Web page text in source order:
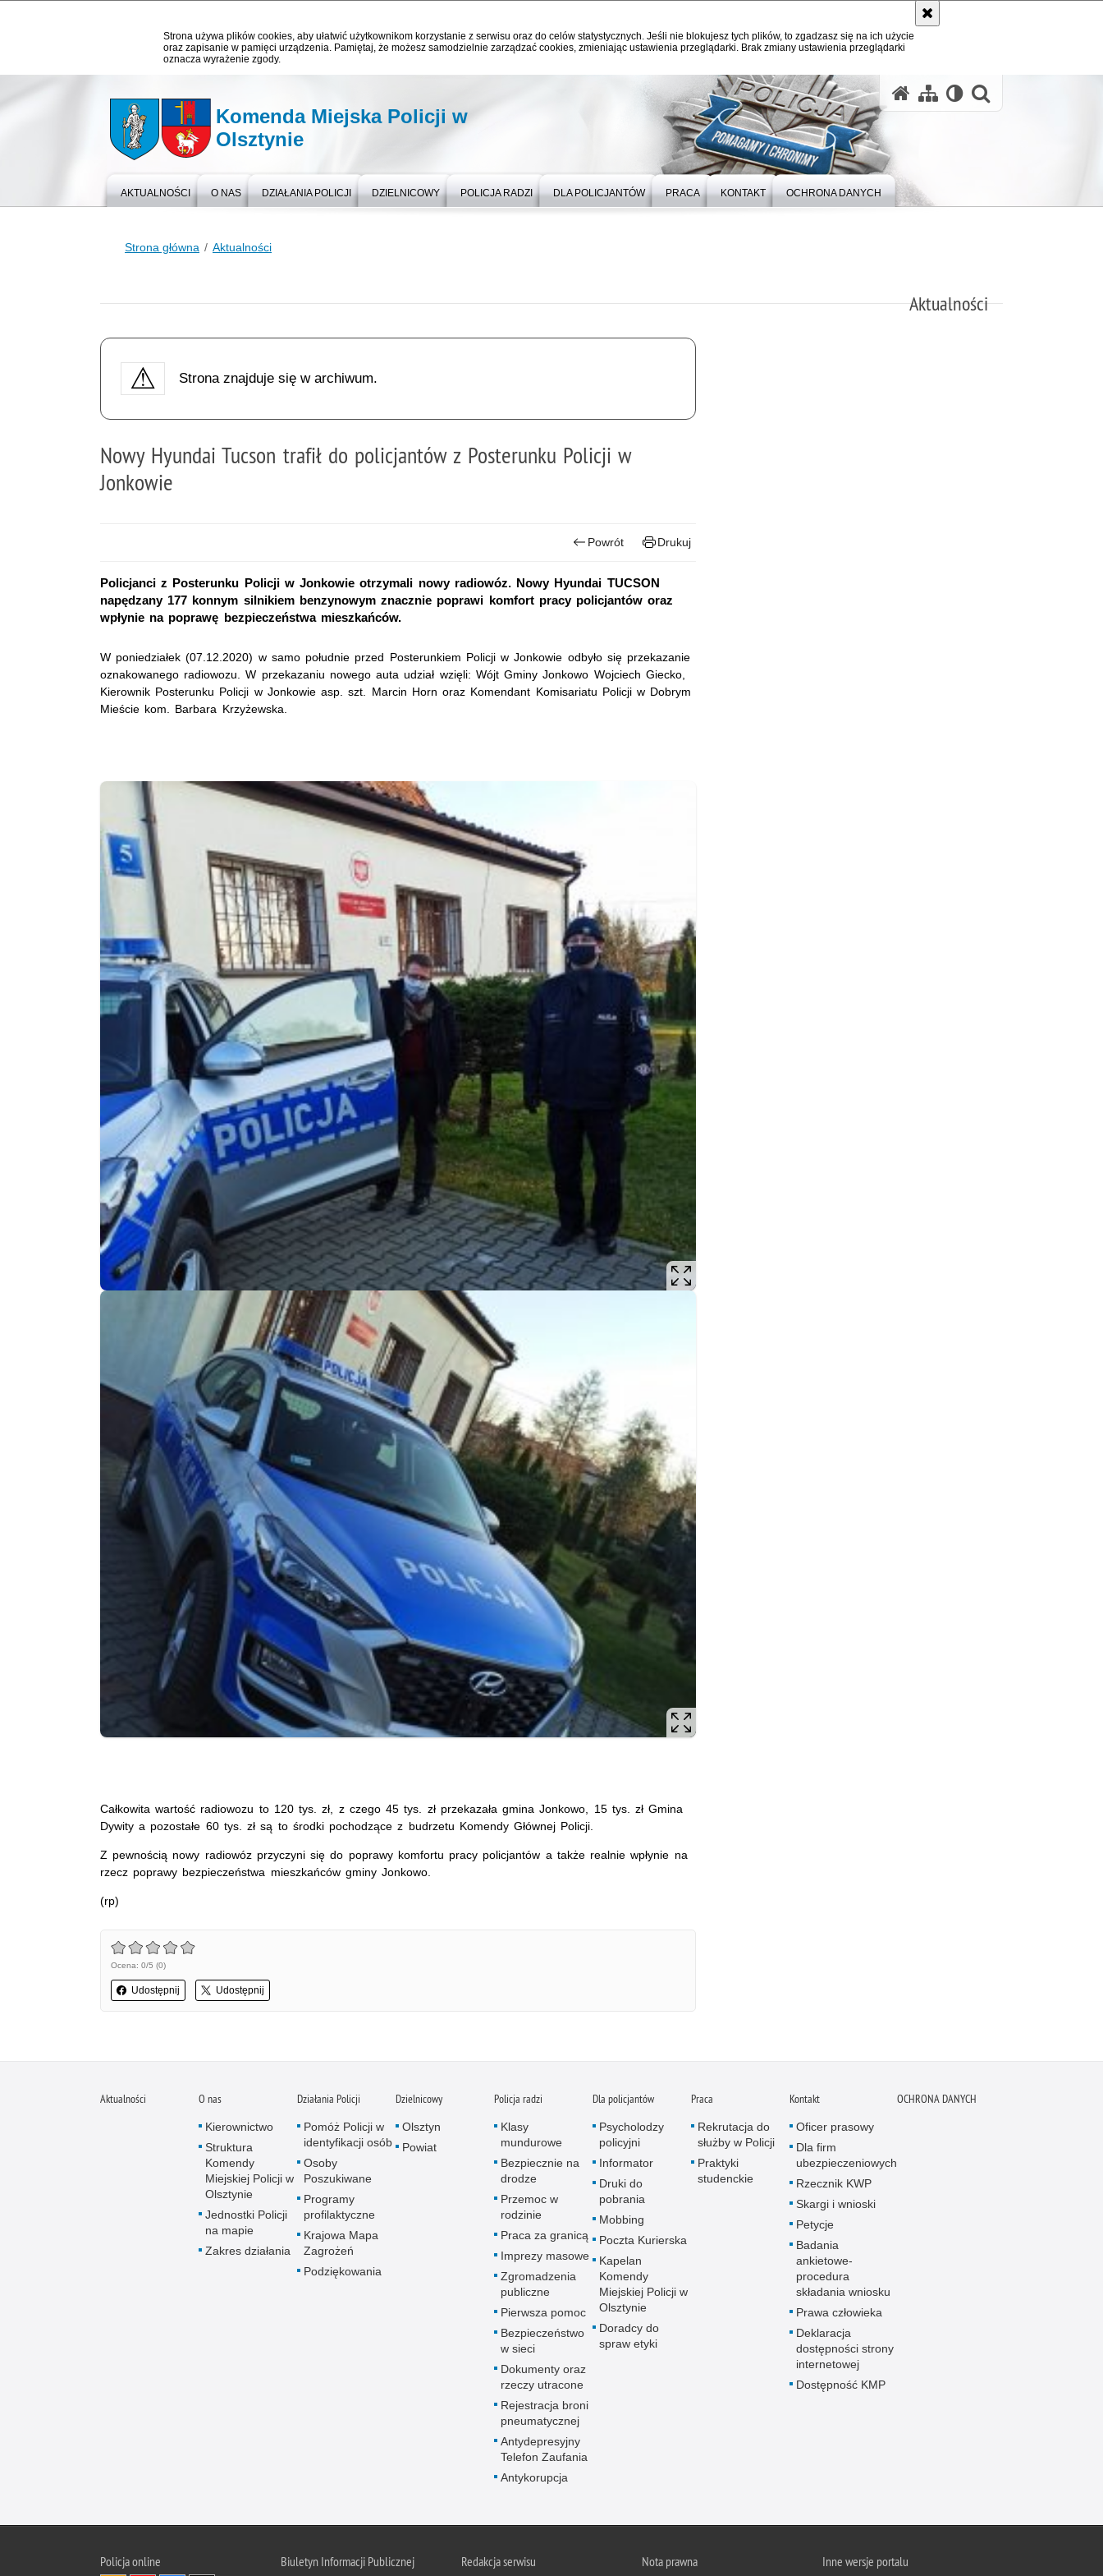
Strona używa plików cookies, aby ułatwić użytkownikom korzystanie z serwisu oraz do celów statystycznych. Jeśli nie blokujesz tych plików, to zgadzasz się na ich użycie
oraz zapisanie w pamięci urządzenia. Pamiętaj, że możesz samodzielnie zarządzać cookies, zmieniając ustawienia przeglądarki. Brak zmiany ustawienia przeglądarki
oznacza wyrażenie zgody.
Komenda Miejska Policji w
Olsztynie
AKTUALNOŚCI O NAS DZIAŁANIA POLICJI DZIELNICOWY POLICJA RADZI DLA POLICJANTÓW PRACA KONTAKT OCHRONA DANYCH
Strona główna Aktualności
Aktualności
Strona znajduje się w archiwum.
Nowy Hyundai Tucson trafił do policjantów z Posterunku Policji w
Jonkowie
Powrót Drukuj
Policjanci z Posterunku Policji w Jonkowie otrzymali nowy radiowóz. Nowy Hyundai TUCSON
napędzany 177 konnym silnikiem benzynowym znacznie poprawi komfort pracy policjantów oraz
wpłynie na poprawę bezpieczeństwa mieszkańców.
W poniedziałek (07.12.2020) w samo południe przed Posterunkiem Policji w Jonkowie odbyło się przekazanie
oznakowanego radiowozu. W przekazaniu nowego auta udział wzięli: Wójt Gminy Jonkowo Wojciech Giecko,
Kierownik Posterunku Policji w Jonkowie asp. szt. Marcin Horn oraz Komendant Komisariatu Policji w Dobrym
Mieście kom. Barbara Krzyżewska.
Całkowita wartość radiowozu to 120 tys. zł, z czego 45 tys. zł przekazała gmina Jonkowo, 15 tys. zł Gmina
Dywity a pozostałe 60 tys. zł są to środki pochodzące z budrzetu Komendy Głównej Policji.
Z pewnością nowy radiowóz przyczyni się do poprawy komfortu pracy policjantów a także realnie wpłynie na
rzecz poprawy bezpieczeństwa mieszkańców gminy Jonkowo.
(rp)
Ocena: 0/5 (0)
Udostępnij Udostępnij
Aktualności O nas
Kierownictwo
Struktura
Komendy
Miejskiej Policji w
Olsztynie
Jednostki Policji
na mapie
Zakres działania
Działania Policji
Pomóż Policji w
identyfikacji osób
Osoby
Poszukiwane
Programy
profilaktyczne
Krajowa Mapa
Zagrożeń
Podziękowania
Dzielnicowy
Olsztyn
Powiat
Policja radzi
Klasy
mundurowe
Bezpiecznie na
drodze
Przemoc w
rodzinie
Praca za granicą
Imprezy masowe
Zgromadzenia
publiczne
Pierwsza pomoc
Bezpieczeństwo
w sieci
Dokumenty oraz
rzeczy utracone
Rejestracja broni
pneumatycznej
Antydepresyjny
Telefon Zaufania
Antykorupcja
Dla policjantów
Psycholodzy
policyjni
Informator
Druki do
pobrania
Mobbing
Poczta Kurierska
Kapelan
Komendy
Miejskiej Policji w
Olsztynie
Doradcy do
spraw etyki
Praca
Rekrutacja do
służby w Policji
Praktyki
studenckie
Kontakt
Oficer prasowy
Dla firm
ubezpieczeniowych
Rzecznik KWP
Skargi i wnioski
Petycje
Badania
ankietowe-
procedura
składania wniosku
Prawa człowieka
Deklaracja
dostępności strony
internetowej
Dostępność KMP
OCHRONA DANYCH
Policja online Biuletyn Informacji Publicznej Redakcja serwisu
Nota prawna
Inne wersje portalu